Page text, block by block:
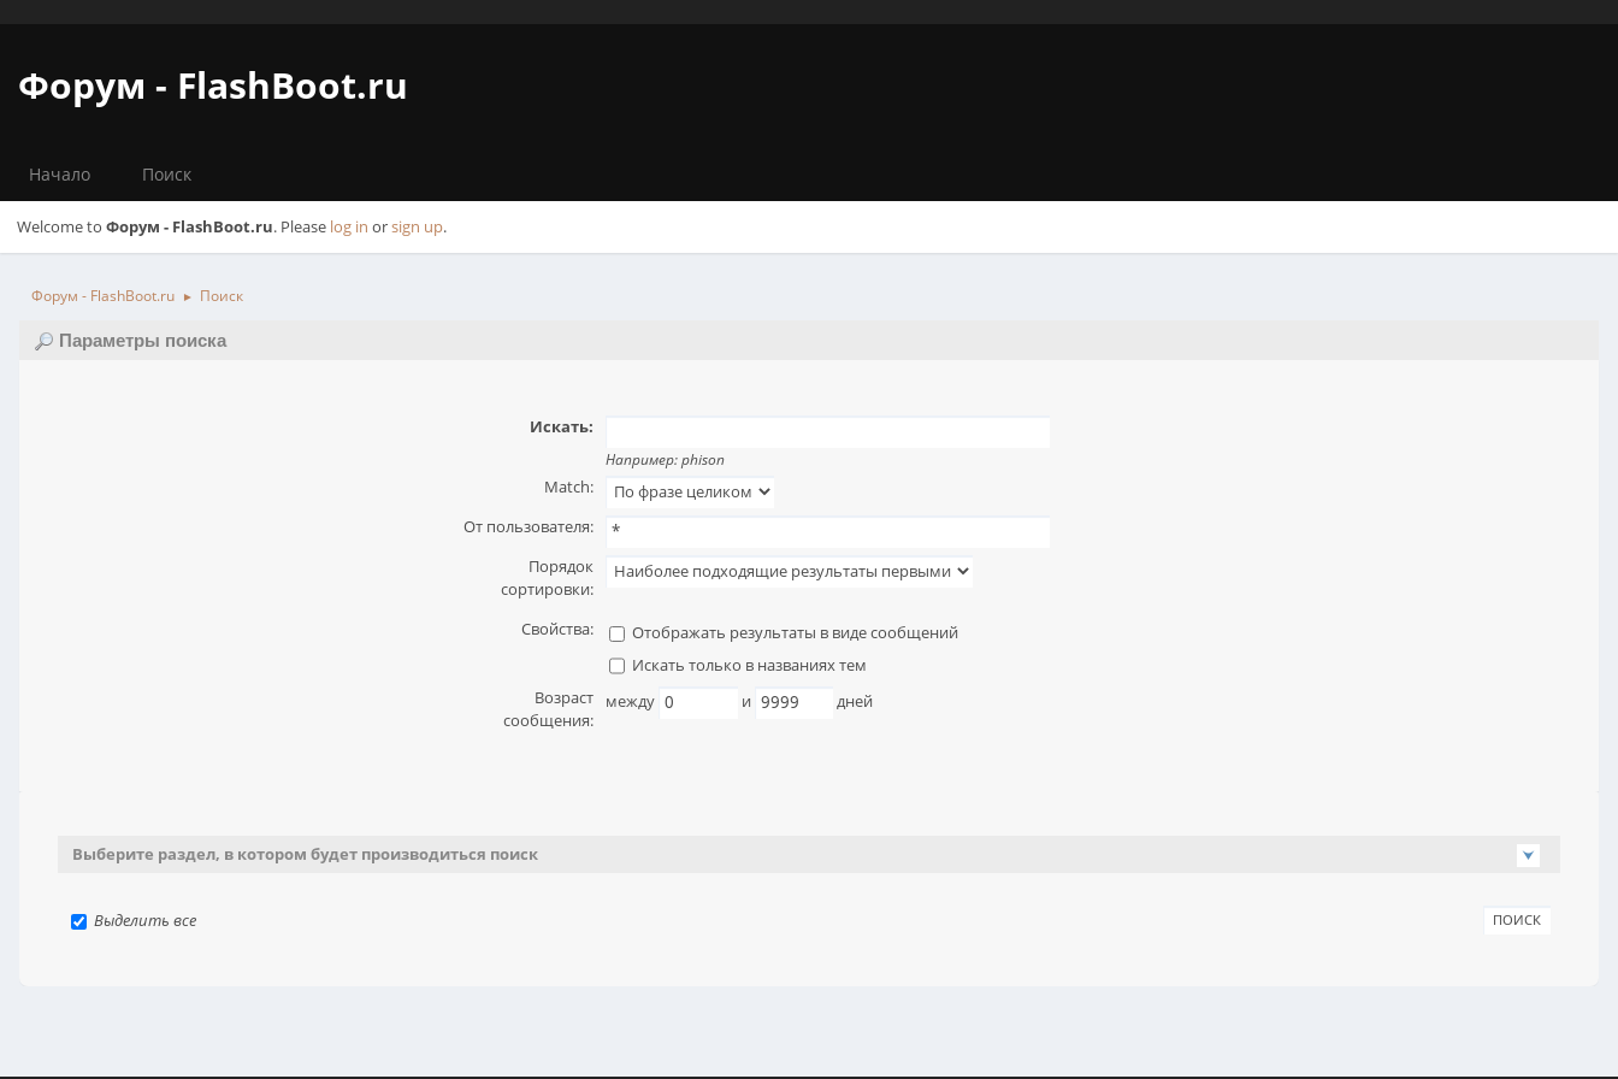
Форум - FlashBoot.ru
Начало Поиск
Welcome to Форум - FlashBoot.ru. Please log in orsign up.
Форум - FlashBoot.ru ► Поиск
Параметры поиска
Искать:
Например:phison
Match:
От пользователя:
Порядок
сортировки:
Свойства:
Отображать результаты в виде сообщений
Искать только в названиях тем
Возраст
сообщения:
между и дней
Выберите раздел, в котором будет производиться поиск
Выделить все